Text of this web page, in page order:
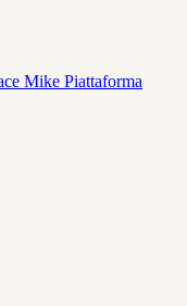
Mike Piattaforma